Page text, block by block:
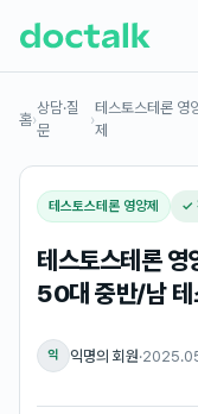
홈›
상담·질
문
›
테스토스테론 영
제
테스토스테론 영양제 ✓
테스토스테론
50대 중반/남 테
익 익명의 회원·